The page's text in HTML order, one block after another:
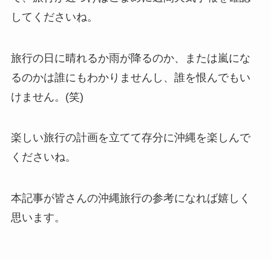
してくださいね。
旅行の日に晴れるか雨が降るのか、または嵐にな
るのかは誰にもわかりませんし、誰を恨んでもい
けません。(笑)
楽しい旅行の計画を立てて存分に沖縄を楽しんで
くださいね。
本記事が皆さんの沖縄旅行の参考になれば嬉しく
思います。